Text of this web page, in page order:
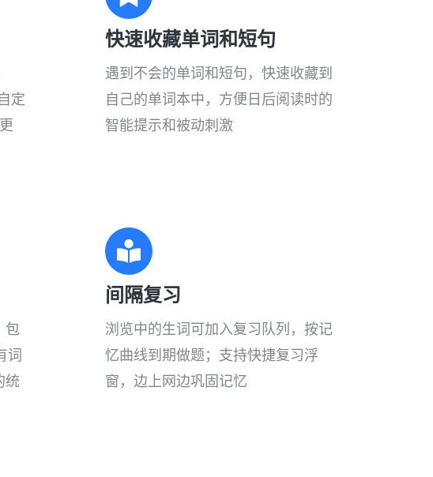
定
快速收藏单词和短句
遇到不会的单词和短句，快速收藏到
自己的单词本中，方便日后阅读时的
智能提示和被动刺激
包
词
统
间隔复习
浏览中的生词可加入复习队列，按记
忆曲线到期做题；支持快捷复习浮
窗，边上网边巩固记忆